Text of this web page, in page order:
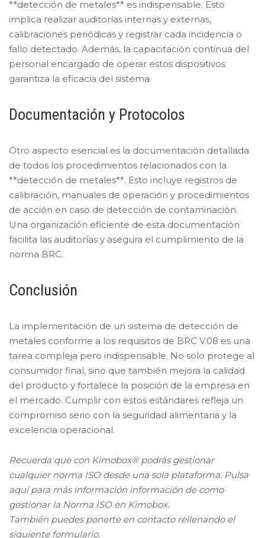
**detección de metales** es indispensable. Esto
implica realizar auditorías internas y externas,
calibraciones periódicas y registrar cada incidencia o
fallo detectado. Además, la capacitación continua del
personal encargado de operar estos dispositivos
garantiza la eficacia del sistema.
Documentación y Protocolos
Otro aspecto esencial es la documentación detallada
de todos los procedimientos relacionados con la
**detección de metales**. Esto incluye registros de
calibración, manuales de operación y procedimientos
de acción en caso de detección de contaminación.
Una organización eficiente de esta documentación
facilita las auditorías y asegura el cumplimiento de la
norma BRC.
Conclusión
La implementación de un sistema de detección de
metales conforme a los requisitos de BRC V.08 es una
tarea compleja pero indispensable. No solo protege al
consumidor final, sino que también mejora la calidad
del producto y fortalece la posición de la empresa en
el mercado. Cumplir con estos estándares refleja un
compromiso serio con la seguridad alimentaria y la
excelencia operacional.
Recuerda que con Kimobox® podrás gestionar
cualquier norma ISO desde una sola plataforma. Pulsa
aquí para más información información de como
gestionar la Norma ISO en Kimobox.
También puedes ponerte en contacto rellenando el
siguiente formulario.